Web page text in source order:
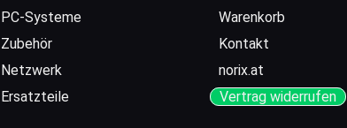
PC-Systeme
Zubehör
Netzwerk
Ersatzteile
Warenkorb
Kontakt
norix.at
Vertrag widerrufen